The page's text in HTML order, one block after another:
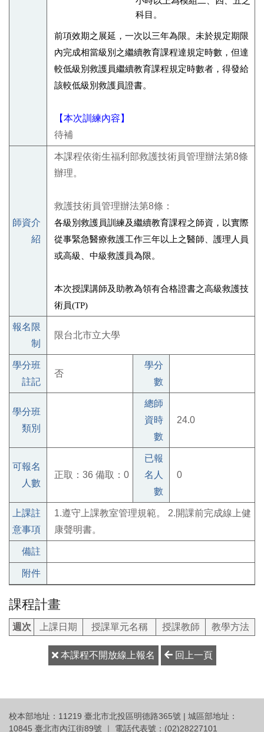
科目。
前項效期之展延，一次以三年為限。未於規定期限
內完成相當級別之繼續教育課程達規定時數，但達
較低級別救護員繼續教育課程規定時數者，得發給
該較低級別救護員證書。
【本次訓練內容】
待補
師資介
紹
本課程依衛生福利部救護技術員管理辦法第8條
辦理。
救護技術員管理辦法第8條：
各級別救護員訓練及繼續教育課程之師資，以實際
從事緊急醫療救護工作三年以上之醫師、護理人員
或高級、中級救護員為限。
本次授課講師及助教為領有合格證書之高級救護技
術員(TP)
報名限
制
限台北市立大學
學分班
註記
否
學分
數
學分班
類別
總師
資時
數
24.0
可報名
人數
正取：36 備取：0
已報
名人
數
0
上課註
意事項
1.遵守上課教室管理規範。 2.開課前完成線上健
康聲明書。
備註
附件
課程計畫
週次 上課日期 授課單元名稱 授課教師 教學方法
本課程不開放線上報名 回上一頁
校本部地址：11219 臺北市北投區明德路365號 | 城區部地址：
10845 臺北市內江街89號 ｜ 電話代表號：(02)28227101